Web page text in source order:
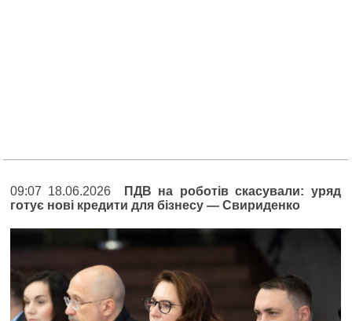
09:07 18.06.2026
ПДВ на роботів скасували: уряд
готує нові кредити для бізнесу — Свириденко